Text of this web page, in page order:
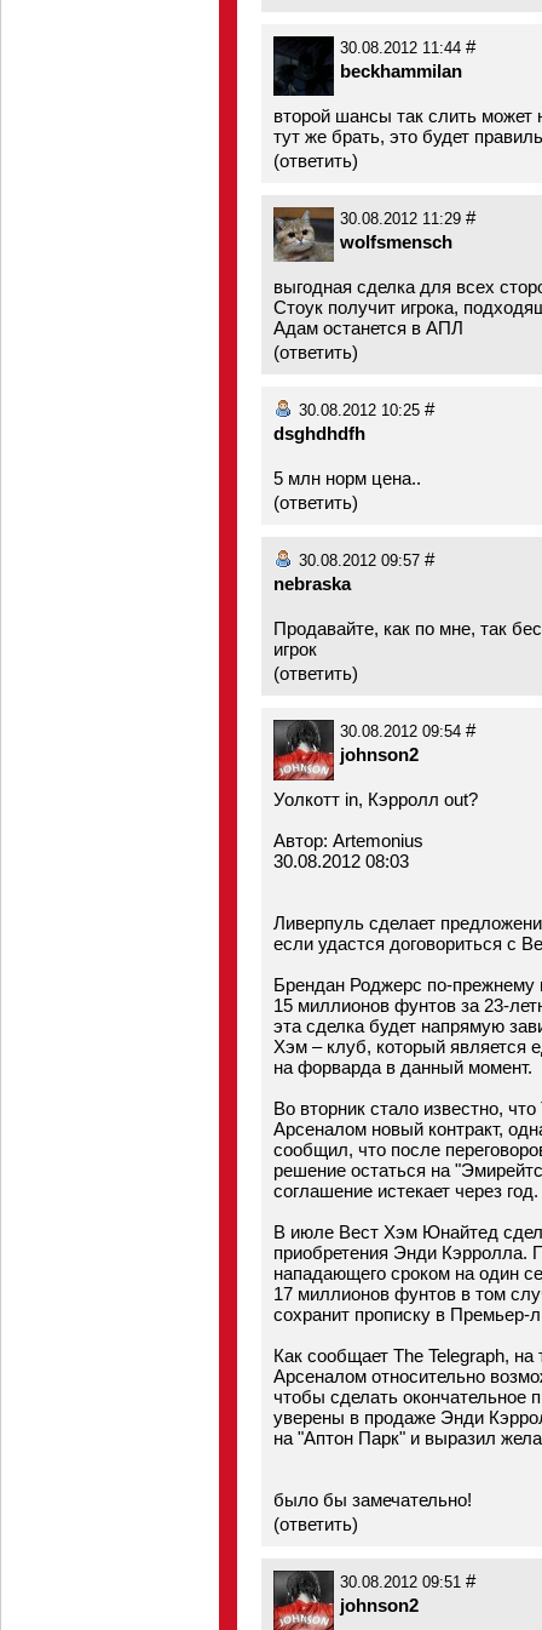
30.08.2012 11:44 #
beckhammilan
второй шансы так слить может
тут же брать, это будет
(ответить)
30.08.2012 11:29 #
wolfsmensch
выгодная сделка для всех
Стоук получит игрока,
Адам останется в АПЛ
(ответить)
30.08.2012 10:25 #
dsghdhdfh
5 млн норм цена..
(ответить)
30.08.2012 09:57 #
nebraska
Продавайте, как по мне, так
игрок
(ответить)
30.08.2012 09:54 #
johnson2
Уолкотт in, Кэрролл out?
Автор: Artemonius
30.08.2012 08:03
Ливерпуль сделает
если удастся договориться с
Брендан Роджерс по-
15 миллионов фунтов за 23-
эта сделка будет напрямую
Хэм – клуб, который является
на форварда в данный момент.
Во вторник стало известно,
Арсеналом новый контракт,
сообщил, что после
решение остаться на
соглашение истекает через год.
В июле Вест Хэм Юнайтед
приобретения Энди Кэрролла.
нападающего сроком на один
17 миллионов фунтов в том
сохранит прописку в Премьер-
Как сообщает The Telegraph,
Арсеналом относительно
чтобы сделать
уверены в продаже Энди
на "Аптон Парк" и выразил
было бы замечательно!
(ответить)
30.08.2012 09:51 #
johnson2